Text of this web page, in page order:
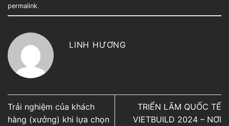
permalink.
LINH HƯƠNG
Trải nghiệm của khách
hàng (xưởng) khi lựa chọn
TRIỂN LÃM QUỐC TẾ
VIETBUILD 2024 – NƠI